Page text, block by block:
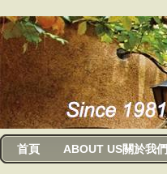
usanma
首頁 ABOUT US關於我們